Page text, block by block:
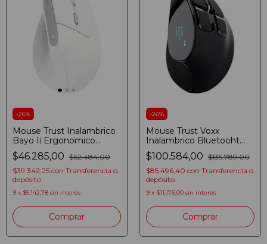
-26%
Mouse Trust Inalambrico
Bayo Ii Ergonomico
Wireless Blanco Blanco
$46.285,00 $62.484,00
$39.342,25 con Transferencia o
depósito
9 x $5.142,78 sin interés
-26%
Mouse Trust Voxx
Inalambrico Bluetooht
Recargable Display
Negro
$100.584,00 $135.789,00
$85.496,40 con Transferencia o
depósito
9 x $11.176,00 sin interés